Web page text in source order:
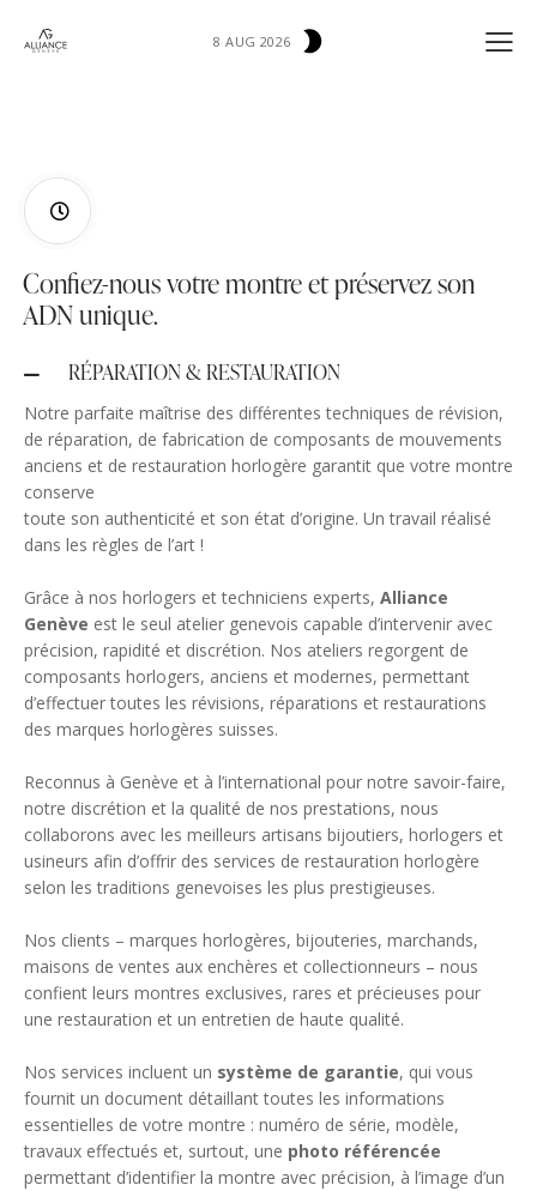
8 AUG 2026
Confiez-nous votre montre et préservez son
ADN unique.
RÉPARATION & RESTAURATION
Notre parfaite maîtrise des différentes techniques de révision,
de réparation, de fabrication de composants de mouvements
anciens et de restauration horlogère garantit que votre montre
conserve
toute son authenticité et son état d’origine. Un travail réalisé
dans les règles de l’art !
Grâce à nos horlogers et techniciens experts, Alliance
Genève est le seul atelier genevois capable d’intervenir avec
précision, rapidité et discrétion. Nos ateliers regorgent de
composants horlogers, anciens et modernes, permettant
d’effectuer toutes les révisions, réparations et restaurations
des marques horlogères suisses.
Reconnus à Genève et à l’international pour notre savoir-faire,
notre discrétion et la qualité de nos prestations, nous
collaborons avec les meilleurs artisans bijoutiers, horlogers et
usineurs afin d’offrir des services de restauration horlogère
selon les traditions genevoises les plus prestigieuses.
Nos clients – marques horlogères, bijouteries, marchands,
maisons de ventes aux enchères et collectionneurs – nous
confient leurs montres exclusives, rares et précieuses pour
une restauration et un entretien de haute qualité.
Nos services incluent un système de garantie, qui vous
fournit un document détaillant toutes les informations
essentielles de votre montre : numéro de série, modèle,
travaux effectués et, surtout, une photo référencée
permettant d’identifier la montre avec précision, à l’image d’un